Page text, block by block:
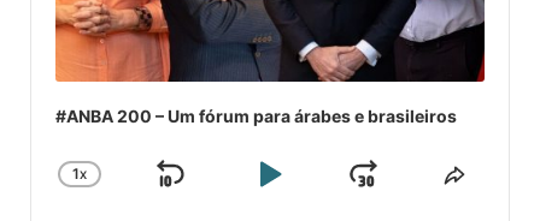
#ANBA 200 – Um fórum para árabes e brasileiros
CHANGE
1X
SKIP
PLAYJUMP